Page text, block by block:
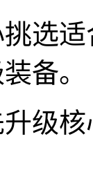
选
备。
级